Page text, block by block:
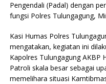
Pengendali (Padal) dengan
fungsi Polres Tulungagung,
Kasi Humas Polres
mengatakan, kegiatan ini
Kapolres Tulungagung AKBP
Patroli skala besar sebagai
memelihara situasi